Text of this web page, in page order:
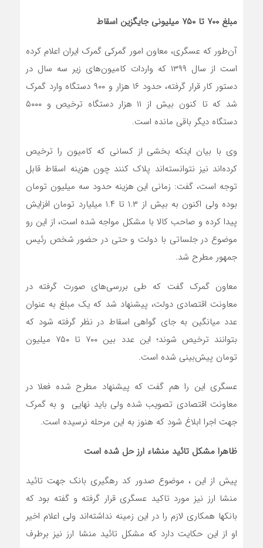
مبلغ ۷۰۰ تا ۷۵۰ میلیونی جایگزین اسقاط
آن‌طور که عسگری، معاون امور گمرکی گمرک ایران اعلام کرده
است از سال ۱۳۹۹ که واردات کامیون‌های زیر سه سال در
دستور کار قرار گرفته، حدود ۱۶ هزار و ۹۰۰ دستگاه وارد گمرک
شد که تا کنون بیش از ۱۱ هزار دستگاه ترخیص و ۵۰۰۰
دستگاه دیگر باقی مانده است.
وی با بیان اینکه بخشی از کسانی که کامیون را ترخیص
کرده‌اند نیز نتوانسته‌اند پلاک کنند چون هزینه اسقاط قابل
توجه است، گفت: زمانی این هزینه حدود سه میلیون تومان
بوده ولی اکنون به بیش از ۱.۳ تا ۱.۴ میلیارد تومان افزایش
پیدا کرده و صاحب کالا با مشکل مواجه شده است، از این رو
موضوع در جلساتی با دولت و حتی در حضور شخص رئیس
جمهور مطرح شد.
معاون گمرک گفت که طی بررسی‌های صورت گرفته در
معاونت اقتصادی دولت، پیشنهاد شد که یک مبلغ به عنوان
عدد میانگین به جای گواهی اسقاط در نظر گرفته شود که
بتوانند ترخیص شوند؛ این عدد بین ۷۰۰ تا ۷۵۰ میلیون
تومان پیش‌بینی شده است.
عسگری این را هم گفت که پیشنهاد مطرح شده فعلا در
معاونت اقتصادی تصویب شده ولی باید نهایی و به گمرک
جهت اجرا ابلاغ شود که هنوز به این مرحله نرسیده است.
ظاهرا مشکل تائید منشاء ارز حل شده است
پیش از این ، موضوع صدور کد رهگیری بانک جهت تائید
منشا ارز نیز مورد تاکید عسگری قرار گرفته و گفته بود که
بانکها همکاری لازم را در این زمینه نداشته‌اند ولی اعلام اخیر
او از این حکایت دارد که مشکل تائید منشا ارز نیز برطرف